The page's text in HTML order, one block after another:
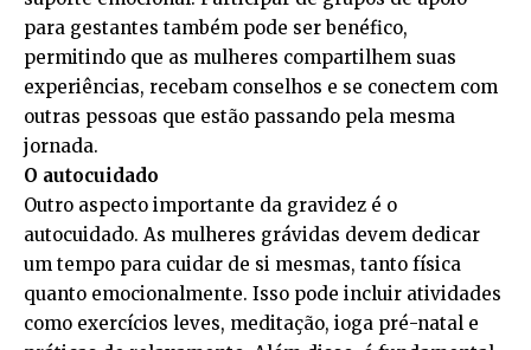
para gestantes também pode ser benéfico,
permitindo que as mulheres compartilhem suas
experiências, recebam conselhos e se conectem com
outras pessoas que estão passando pela mesma
jornada.
O autocuidado
Outro aspecto importante da gravidez é o
autocuidado. As mulheres grávidas devem dedicar
um tempo para cuidar de si mesmas, tanto física
quanto emocionalmente. Isso pode incluir atividades
como exercícios leves, meditação, ioga pré-natal e